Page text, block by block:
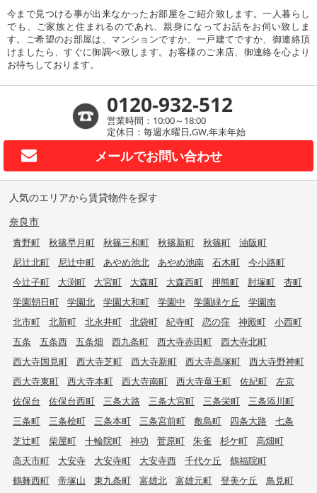
今まで見つける事が出来なかったお部屋をご紹介致します。一人暮らし
でも、ご家族と住まれるのであれ、親身になってお話をお伺い致しま
す。ご希望のお部屋は、マンションですか、一戸建てですか、御連絡頂
けましたら、すぐに御調べ致します。お客様のご来店、御連絡を心より
お待ちしております。
0120-932-512
営業時間：10:00～18:00
定休日：毎週水曜日,GW,年末年始
メールでお問い合わせ
人気のエリアから賃貸物件を探す
奈良市
青野町 秋篠早月町 秋篠三和町 秋篠新町 秋篠町
油阪町
尼辻北町
尼辻中町 あやめ池北 あやめ池南 石木町
今小路町
今辻子町
大渕町 大宮町 大森町 大森西町 押熊町 肘塚町
杏町
学園朝日町
学園北 学園大和町 学園中 学園緑ケ丘
学園南
北市町
北新町 北永井町 北袋町 紀寺町 恋の窪 神殿町
小西町
五条
五条西 五条畑 西九条町 西大寺赤田町
西大寺北町
西大寺国見町
西大寺芝町 西大寺新町 西大寺高塚町
西大寺野神町
西大寺東町
西大寺本町 西大寺南町 西大寺竜王町 佐紀町
左京
佐保台
佐保台西町 三条大路 三条大宮町 三条栄町
三条添川町
三条町
三条桧町 三条本町 三条宮前町 敷島町 四条大路
七条
芝辻町
柴屋町 十輪院町 神功 菅原町 朱雀 杉ケ町
高畑町
高天市町
大安寺 大安寺町 大安寺西 千代ケ丘
鶴福院町
鶴舞西町
帝塚山 東九条町 富雄北 富雄元町 登美ケ丘
鳥見町